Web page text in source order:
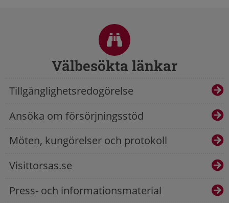
Välbesökta länkar
Tillgänglighetsredogörelse
Ansöka om försörjningsstöd
Möten, kungörelser och protokoll
Visittorsas.se
Press- och informationsmaterial